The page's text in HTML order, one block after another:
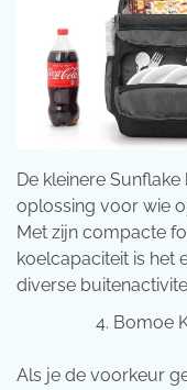
De kleinere
oplossing voor wie
Met zijn compacte
koelcapaciteit is het
diverse
Bomoe
Als je de voorkeur